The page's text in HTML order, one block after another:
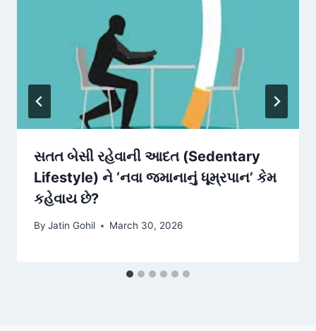
સતત બેસી રહેવાની આદત (Sedentary
Lifestyle) ને ‘નવા જમાનાનું ધૂમ્રપાન’ કેમ
કહેવાય છે?
By Jatin Gohil March 30, 2026